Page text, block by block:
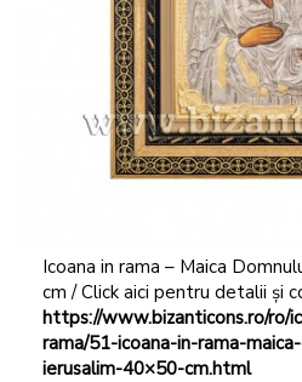
Icoana in rama – Maica
cm / Click aici pentru detalii și
https://www.bizanticons.ro/ro/
rama/51-icoana-in-rama-
ierusalim-40×50-cm.html